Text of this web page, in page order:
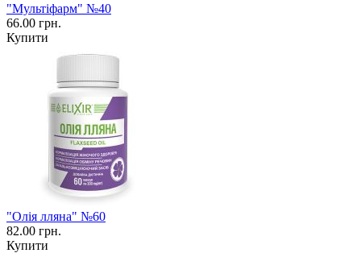
"Мультіфарм" №40
66.00 грн.
Купити
"Олія лляна" №60
82.00 грн.
Купити